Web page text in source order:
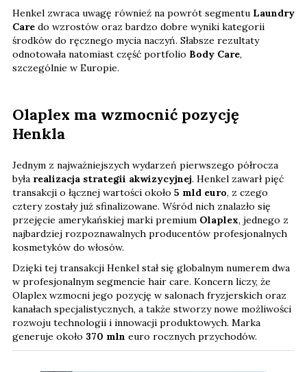
Henkel zwraca uwagę również na powrót segmentu Laundry
Care do wzrostów oraz bardzo dobre wyniki kategorii
środków do ręcznego mycia naczyń. Słabsze rezultaty
odnotowała natomiast część portfolio Body Care,
szczególnie w Europie.
Olaplex ma wzmocnić pozycję
Henkla
Jednym z najważniejszych wydarzeń pierwszego półrocza
była realizacja strategii akwizycyjnej. Henkel zawarł pięć
transakcji o łącznej wartości około 5 mld euro, z czego
cztery zostały już sfinalizowane. Wśród nich znalazło się
przejęcie amerykańskiej marki premium Olaplex, jednego z
najbardziej rozpoznawalnych producentów profesjonalnych
kosmetyków do włosów.
Dzięki tej transakcji Henkel stał się globalnym numerem dwa
w profesjonalnym segmencie hair care. Koncern liczy, że
Olaplex wzmocni jego pozycję w salonach fryzjerskich oraz
kanałach specjalistycznych, a także stworzy nowe możliwości
rozwoju technologii i innowacji produktowych. Marka
generuje około 370 mln euro rocznych przychodów.